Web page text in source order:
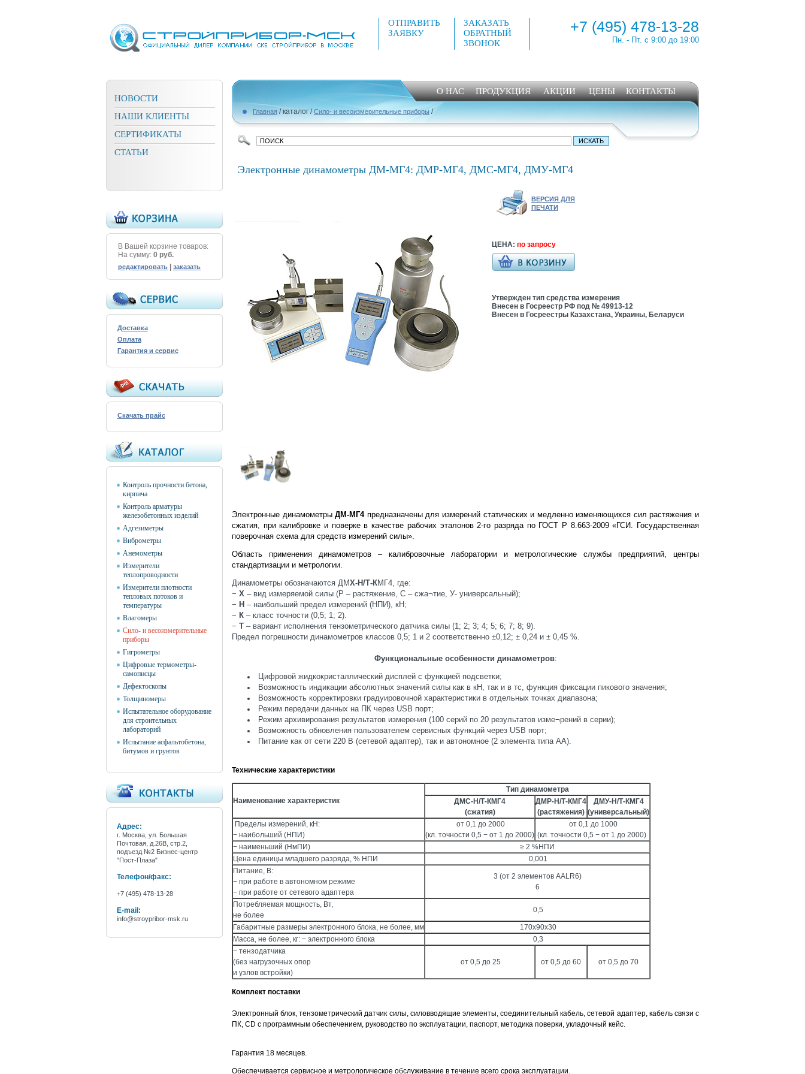
ОТПРАВИТЬ
ЗАЯВКУ
ЗАКАЗАТЬ
ОБРАТНЫЙ
ЗВОНОК
+7 (495) 478-13-28
Пн. - Пт. с 9:00 до 19:00
НОВОСТИ
НАШИ КЛИЕНТЫ
СЕРТИФИКАТЫ
СТАТЬИ
В Вашей корзине товаров:
На сумму: 0 руб.
редактировать заказать
Доставка
Оплата
Гарантия и сервис
Скачать прайс
Контроль прочности бетона,
кирпича
Контроль арматуры
железобетонных изделий
Адгезиметры
Виброметры
Анемометры
Измерители
теплопроводности
Измерители плотности
тепловых потоков и
температуры
Влагомеры
Сило- и весоизмерительные
приборы
Гигрометры
Цифровые термометры-
самописцы
Дефектоскопы
Толщиномеры
Испытательное оборудование
для строительных
лабораторий
Испытание асфальтобетона,
битумов и грунтов
Адрес:
г. Москва, ул. Большая
Почтовая, д.26В, стр.2,
подъезд №2 Бизнес-центр
"Пост-Плаза"
Телефон/факс:
+7 (495) 478-13-28
E-mail:
info@stroypribor-msk.ru
О НАС ПРОДУКЦИЯ АКЦИИ ЦЕНЫ КОНТАКТЫ
Главная/ каталог /Сило- и весоизмерительные приборы/
Электронные динамометры ДМ-МГ4: ДМР-МГ4, ДМС-МГ4, ДМУ-МГ4
ВЕРСИЯ ДЛЯ
ПЕЧАТИ
ЦЕНА: по запросу
Утвержден тип средства измерения
Внесен в Госреестр РФ под № 49913-12
Внесен в Госреестры Казахстана, Украины, Беларуси
Электронные динамометрыДМ-МГ4предназначены для измерений статических и медленно изменяющихся сил растяжения и
сжатия, при калибровке и поверке в качестве рабочих эталонов 2-го разряда по ГОСТ Р 8.663-2009 «ГСИ. Государственная
поверочная схема для средств измерений силы».
Область применения динамометров – калибровочные лаборатории и метрологические службы предприятий, центры
стандартизации и метрологии.
Динамометры обозначаются ДМХ-Н/Т-КМГ4, где:
− Х – вид измеряемой силы (Р – растяжение, C – сжа¬тие, У- универсальный);
− Н – наибольший предел измерений (НПИ), кН;
− К – класс точности (0,5; 1; 2).
− Т – вариант исполнения тензометрического датчика силы (1; 2; 3; 4; 5; 6; 7; 8; 9).
Предел погрешности динамометров классов 0,5; 1 и 2 соответственно ±0,12; ± 0,24 и ± 0,45 %.
Функциональные особенности динамометров:
Цифровой жидкокристаллический дисплей с функцией подсветки;
Возможность индикации абсолютных значений силы как в кН, так и в тс, функция фиксации пикового значения;
Возможность корректировки градуировочной характеристики в отдельных точках диапазона;
Режим передачи данных на ПК через USB порт;
Режим архивирования результатов измерения (100 серий по 20 результатов изме¬рений в серии);
Возможность обновления пользователем сервисных функций через USB порт;
Питание как от сети 220 В (сетевой адаптер), так и автономное (2 элемента типа АА).
Технические характеристики
Наименование характеристик
Тип динамометра
ДМС-Н/Т-КМГ4
(сжатия)
ДМР-Н/Т-КМГ4
(растяжения)
ДМУ-Н/Т-КМГ4
(универсальный)
Пределы измерений, кН:
− наибольший (НПИ)
от 0,1 до 2000
(кл. точности 0,5 − от 1 до 2000)
от 0,1 до 1000
(кл. точности 0,5 − от 1 до 2000)
− наименьший (НмПИ)
≥ 2 %НПИ
Цена единицы младшего разряда, % НПИ
0,001
Питание, В:
− при работе в автономном режиме
− при работе от сетевого адаптера
3 (от 2 элементов AALR6)
6
Потребляемая мощность, Вт,
не более
0,5
Габаритные размеры электронного блока, не более, мм
170х90х30
Масса, не более, кг: − электронного блока
0,3
− тензодатчика
(без нагрузочных опор
и узлов встройки)
от 0,5 до 25 от 0,5 до 60 от 0,5 до 70
Комплект поставки
Электронный блок, тензометрический датчик силы, силовводящие элементы, соединительный кабель, сетевой адаптер, кабель связи с
ПК, CD с программным обеспечением, руководство по эксплуатации, паспорт, методика поверки, укладочный кейс.
Гарантия 18 месяцев.
Обеспечивается сервисное и метрологическое обслуживание в течение всего срока эксплуатации.